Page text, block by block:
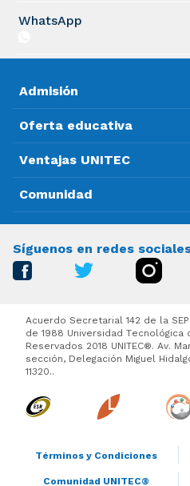
WhatsApp
Admisión
Oferta educativa
Ventajas UNITEC
Comunidad
Síguenos en redes
Términos y Condiciones
Comunidad UNITEC®
Acuerdo Secretarial 142 de la
de 1988 Universidad Tecnológica
Reservados 2018 UNITEC®. Av.
sección, Delegación Miguel
11320..